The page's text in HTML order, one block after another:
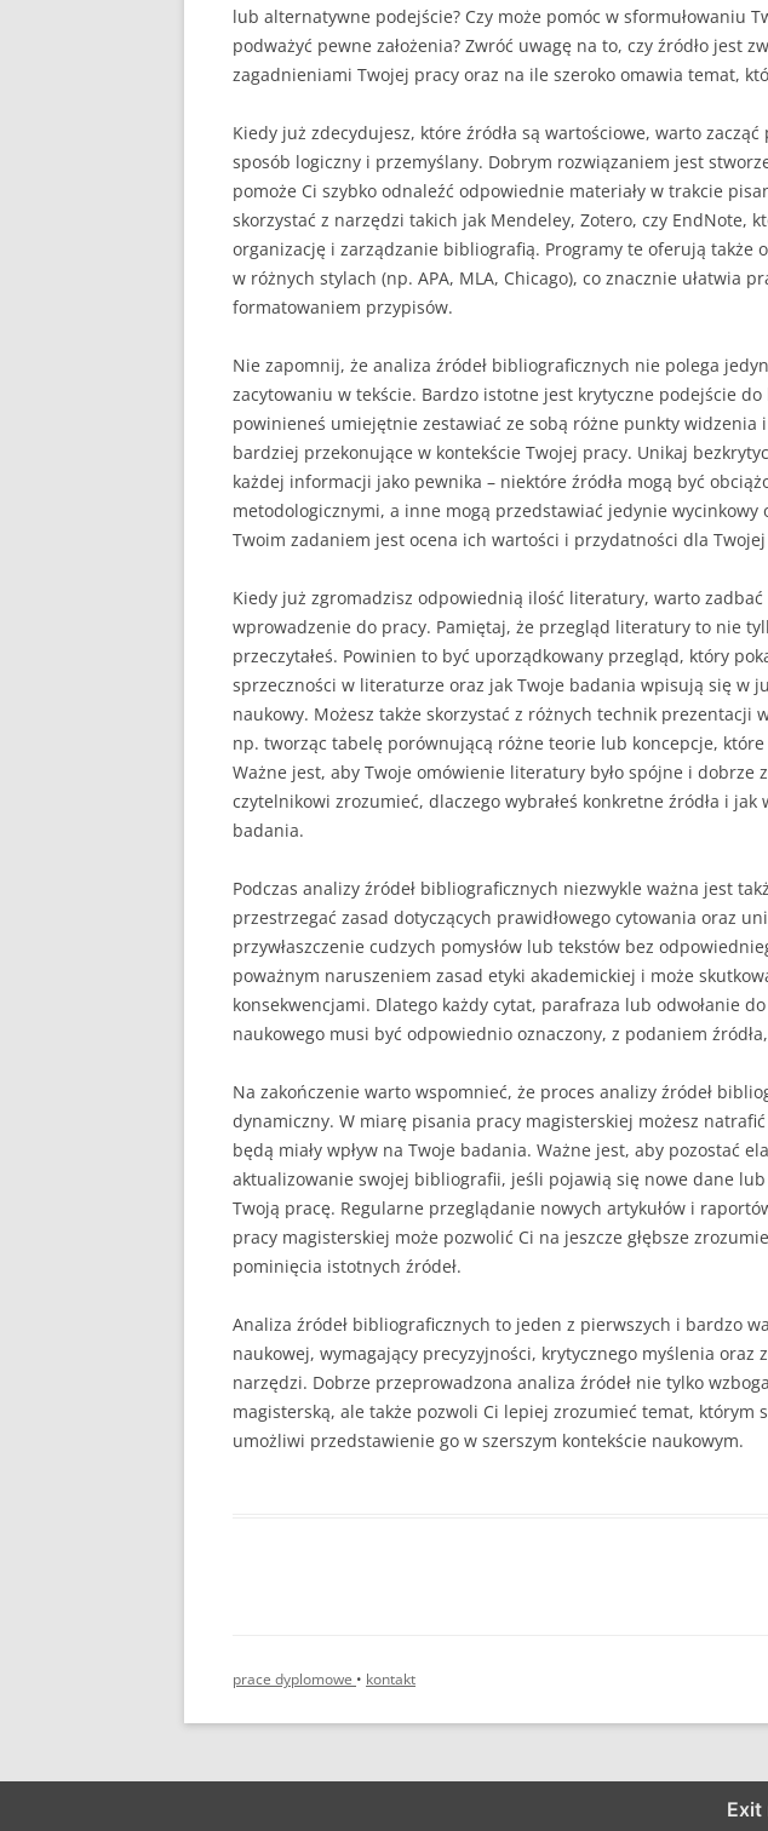
lub alternatywne podejście? Czy może pomóc w sformułowaniu
podważyć pewne założenia? Zwróć uwagę na to, czy źródło jest
zagadnieniami Twojej pracy oraz na ile szeroko omawia temat,
Kiedy już zdecydujesz, które źródła są wartościowe, warto
sposób logiczny i przemyślany. Dobrym rozwiązaniem jest
pomoże Ci szybko odnaleźć odpowiednie materiały w trakcie
skorzystać z narzędzi takich jak Mendeley, Zotero, czy EndNote,
organizację i zarządzanie bibliografią. Programy te oferują także
w różnych stylach (np. APA, MLA, Chicago), co znacznie ułatwia
formatowaniem przypisów.
Nie zapomnij, że analiza źródeł bibliograficznych nie polega
zacytowaniu w tekście. Bardzo istotne jest krytyczne podejście
powinieneś umiejętnie zestawiać ze sobą różne punkty widzenia
bardziej przekonujące w kontekście Twojej pracy. Unikaj
każdej informacji jako pewnika – niektóre źródła mogą być
metodologicznymi, a inne mogą przedstawiać jedynie wycinkowy
Twoim zadaniem jest ocena ich wartości i przydatności dla
Kiedy już zgromadzisz odpowiednią ilość literatury, warto zadbać
wprowadzenie do pracy. Pamiętaj, że przegląd literatury to nie
przeczytałeś. Powinien to być uporządkowany przegląd, który
sprzeczności w literaturze oraz jak Twoje badania wpisują się w
naukowy. Możesz także skorzystać z różnych technik prezentacji
np. tworząc tabelę porównującą różne teorie lub koncepcje,
Ważne jest, aby Twoje omówienie literatury było spójne i dobrze
czytelnikowi zrozumieć, dlaczego wybrałeś konkretne źródła i jak
badania.
Podczas analizy źródeł bibliograficznych niezwykle ważna jest
przestrzegać zasad dotyczących prawidłowego cytowania oraz
przywłaszczenie cudzych pomysłów lub tekstów bez
poważnym naruszeniem zasad etyki akademickiej i może
konsekwencjami. Dlatego każdy cytat, parafraza lub odwołanie
naukowego musi być odpowiednio oznaczony, z podaniem
Na zakończenie warto wspomnieć, że proces analizy źródeł
dynamiczny. W miarę pisania pracy magisterskiej możesz
będą miały wpływ na Twoje badania. Ważne jest, aby pozostać
aktualizowanie swojej bibliografii, jeśli pojawią się nowe dane
Twoją pracę. Regularne przeglądanie nowych artykułów i
pracy magisterskiej może pozwolić Ci na jeszcze głębsze
pominięcia istotnych źródeł.
Analiza źródeł bibliograficznych to jeden z pierwszych i bardzo
naukowej, wymagający precyzyjności, krytycznego myślenia oraz
narzędzi. Dobrze przeprowadzona analiza źródeł nie tylko
magisterską, ale także pozwoli Ci lepiej zrozumieć temat, którym
umożliwi przedstawienie go w szerszym kontekście naukowym.
prace dyplomowe • kontakt
Exit